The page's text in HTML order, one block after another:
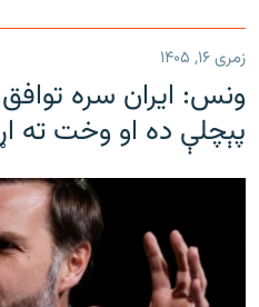
زمری ۱۶, ۱۴۰۵
ونس: ایران سره
پېچلې ده او وخت ته